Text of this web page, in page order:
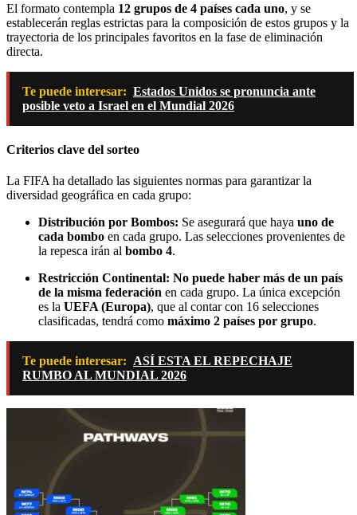
El formato contempla 12 grupos de 4 países cada uno, y se
establecerán reglas estrictas para la composición de estos grupos y la
trayectoria de los principales favoritos en la fase de eliminación
directa.
Te puede interesar: Estados Unidos se pronuncia ante
posible veto a Israel en el Mundial 2026
Criterios clave del sorteo
La FIFA ha detallado las siguientes normas para garantizar la
diversidad geográfica en cada grupo:
Distribución por Bombos: Se asegurará que haya uno de
cada bombo en cada grupo. Las selecciones provenientes de
la repesca irán al bombo 4.
Restricción Continental: No puede haber más de un país
de la misma federación en cada grupo. La única excepción
es la UEFA (Europa), que al contar con 16 selecciones
clasificadas, tendrá como máximo 2 países por grupo.
Te puede interesar: ASÍ ESTA EL REPECHAJE
RUMBO AL MUNDIAL 2026